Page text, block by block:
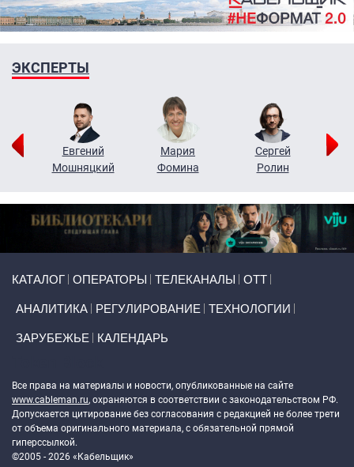
ЭКСПЕРТЫ
Евгений
Мошняцкий
Мария
Фомина
Сергей
Ролин
КАТАЛОГ ОПЕРАТОРЫ ТЕЛЕКАНАЛЫ ОТТ
АНАЛИТИКА РЕГУЛИРОВАНИЕ ТЕХНОЛОГИИ
ЗАРУБЕЖЬЕ КАЛЕНДАРЬ
Все права на материалы и новости, опубликованные на сайте
www.cableman.ru, охраняются в соответствии с законодательством РФ.
Допускается цитирование без согласования с редакцией не более трети
от объема оригинального материала, с обязательной прямой
гиперссылкой.
©2005 - 2026 «Кабельщик»